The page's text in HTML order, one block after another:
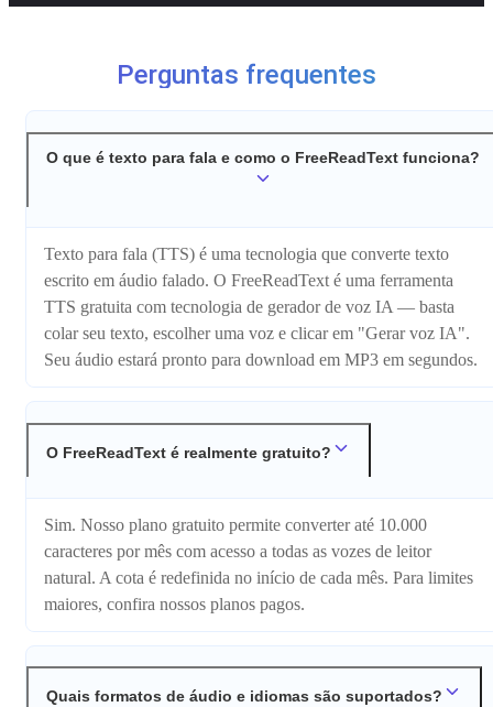
Perguntas frequentes
O que é texto para fala e como o FreeReadText funciona?
Texto para fala (TTS) é uma tecnologia que converte texto
escrito em áudio falado. O FreeReadText é uma ferramenta
TTS gratuita com tecnologia de gerador de voz IA — basta
colar seu texto, escolher uma voz e clicar em "Gerar voz IA".
Seu áudio estará pronto para download em MP3 em segundos.
O FreeReadText é realmente gratuito?
Sim. Nosso plano gratuito permite converter até 10.000
caracteres por mês com acesso a todas as vozes de leitor
natural. A cota é redefinida no início de cada mês. Para limites
maiores, confira nossos planos pagos.
Quais formatos de áudio e idiomas são suportados?